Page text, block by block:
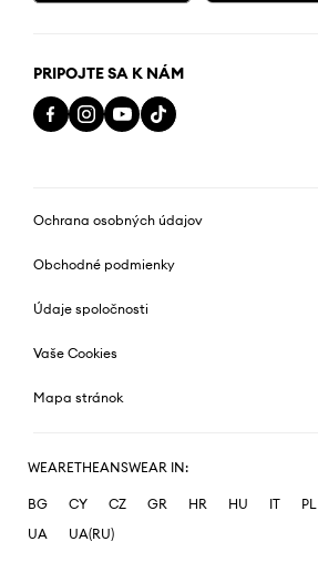
PRIPOJTE SA K NÁM
Ochrana osobných údajov
Obchodné podmienky
Údaje spoločnosti
Vaše Cookies
Mapa stránok
WEARETHEANSWEAR IN:
BG CY CZ GR HR HU IT PL
UA
UA(RU)